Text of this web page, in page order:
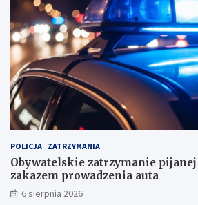
POLICJA ZATRZYMANIA
Obywatelskie zatrzymanie
zakazem prowadzenia auta
6 sierpnia 2026